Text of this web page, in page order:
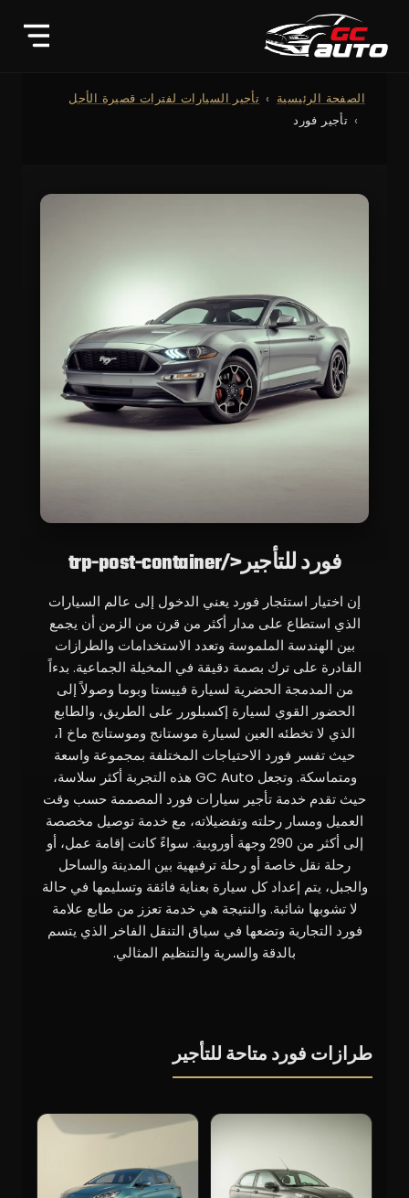
الصفحة الرئيسية
تأجير السيارات لفترات قصيرة الأجل
تأجير فورد
فورد للتأجير</trp-post-container
إن اختيار استئجار فورد يعني الدخول إلى عالم السيارات
الذي استطاع على مدار أكثر من قرن من الزمن أن يجمع
بين الهندسة الملموسة وتعدد الاستخدامات والطرازات
القادرة على ترك بصمة دقيقة في المخيلة الجماعية. بدءاً
من المدمجة الحضرية لسيارة فييستا وبوما وصولاً إلى
الحضور القوي لسيارة إكسبلورر على الطريق، والطابع
الذي لا تخطئه العين لسيارة موستانج وموستانج ماخ 1،
حيث تفسر فورد الاحتياجات المختلفة بمجموعة واسعة
ومتماسكة. وتجعل GC Auto هذه التجربة أكثر سلاسة،
حيث تقدم خدمة تأجير سيارات فورد المصممة حسب وقت
العميل ومسار رحلته وتفضيلاته، مع خدمة توصيل مخصصة
إلى أكثر من 290 وجهة أوروبية. سواءً كانت إقامة عمل، أو
رحلة نقل خاصة أو رحلة ترفيهية بين المدينة والساحل
والجبل، يتم إعداد كل سيارة بعناية فائقة وتسليمها في حالة
لا تشوبها شائبة. والنتيجة هي خدمة تعزز من طابع علامة
فورد التجارية وتضعها في سياق التنقل الفاخر الذي يتسم
بالدقة والسرية والتنظيم المثالي.
طرازات فورد متاحة للتأجير